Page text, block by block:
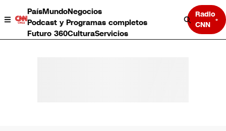
PaísMundoNegocios
Podcast y Programas completos
Futuro 360CulturaServicios
Radio
CNN